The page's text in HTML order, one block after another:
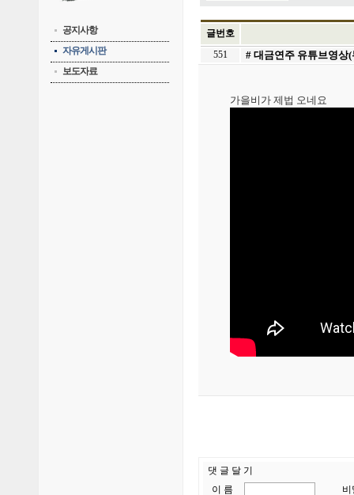
공지사항
자유게시판
보도자료
글번호
551
# 대금연주 유튜브영상
가을비가 제법 오네요
댓 글 달 기
이 름
비